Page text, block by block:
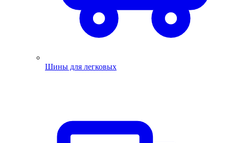
Шины для легковых